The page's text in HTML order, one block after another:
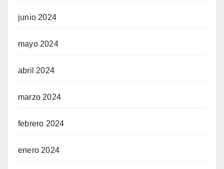
junio 2024
mayo 2024
abril 2024
marzo 2024
febrero 2024
enero 2024